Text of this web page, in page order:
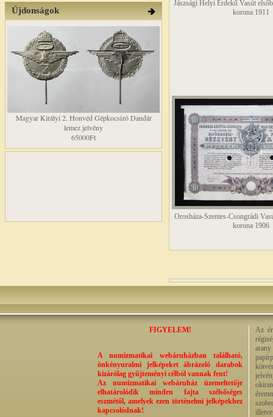
Újdonságok
Magyar Királyi 2. Honvéd Gépkocsizó Dandár
lemez jelvény
65000Ft
Jászsági Helyi Érdekű Vasút
korona 1911
Orosháza-Szentes-Csongrádi
korona 1906
FIGYELEM!
A numizmatikai webáruházban található,
önkényuralmi jelképeket ábrázoló darabok
kizárólag gyűjteményi célból vannak fent!
Az numizmatikai webáruház üzemeltetője
elhatárolódik minden fajta szélsőséges
eszmétől, amelyek ezen történelmi jelképekhez
kapcsolódnak!
Az